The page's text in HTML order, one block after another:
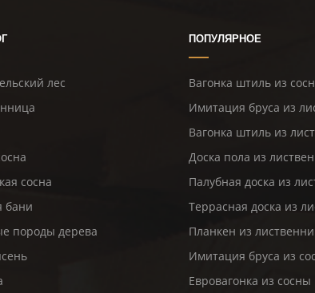
лес
сосна
бани
породы дерева
ПОПУЛЯРНОЕ
Вагонка штиль из
Имитация бруса из
Вагонка штиль из
Доска пола из
Палубная доска из
Террасная доска из
Планкен из
Имитация бруса из
Евровагонка из сосны